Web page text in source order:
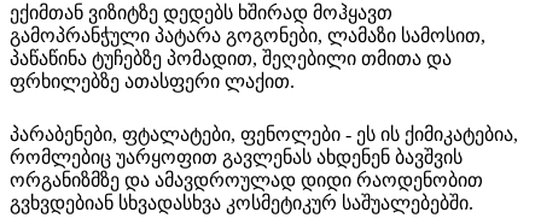
ექიმთან ვიზიტზე დედებს ხშირად მოჰყავთ
გამოპრანჭული პატარა გოგონები, ლამაზი სამოსით,
პაწაწინა ტუჩებზე პომადით, შეღებილი თმითა და
ფრხილებზე ათასფერი ლაქით.
პარაბენები, ფტალატები, ფენოლები - ეს ის ქიმიკატებია,
რომლებიც უარყოფით გავლენას ახდენენ ბავშვის
ორგანიზმზე და ამავდროულად დიდი რაოდენობით
გვხვდებიან სხვადასხვა კოსმეტიკურ საშუალებებში.